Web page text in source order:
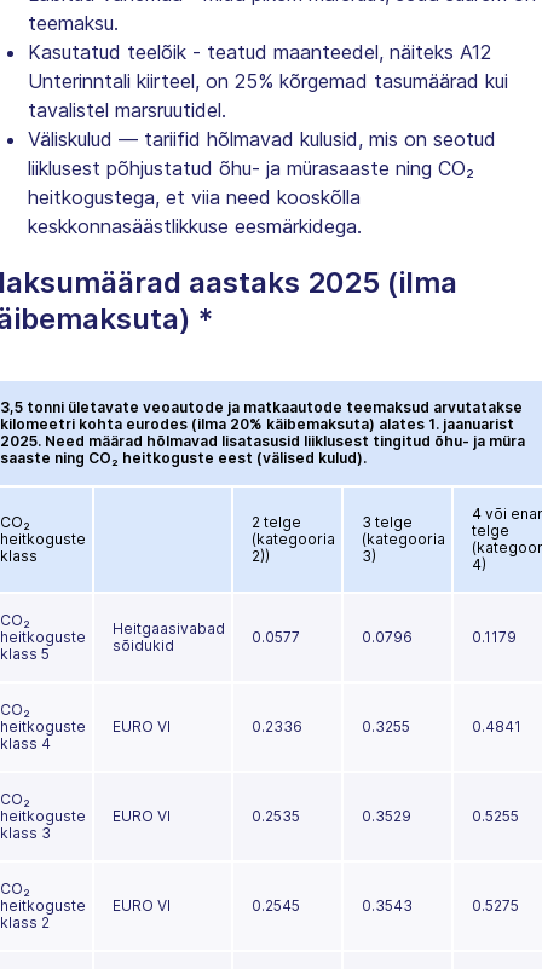
teemaksu.
Kasutatud teelõik - teatud maanteedel, näiteks A12
Unterinntali kiirteel, on 25% kõrgemad tasumäärad kui
tavalistel marsruutidel.
Väliskulud — tariifid hõlmavad kulusid, mis on seotud
liiklusest põhjustatud õhu- ja mürasaaste ning CO₂
heitkogustega, et viia need kooskõlla
keskkonnasäästlikkuse eesmärkidega.
aastaks 2025 (ilma
*
3,5 tonni ületavate veoautode ja matkaautode teemaksud arvutatakse
kilomeetri kohta eurodes (ilma 20% käibemaksuta) alates 1. jaanuarist
2025. Need määrad hõlmavad lisatasusid liiklusest tingitud õhu- ja müra
saaste ning CO₂ heitkoguste eest (välised kulud).
CO₂
heitkoguste
klass
2 telge
(kategooria
2))
3 telge
(kategooria
3)
4 või
telge
4)
CO₂
heitkoguste
klass 5
Heitgaasivabad
sõidukid
0.0577 0.0796 0.1179
CO₂
heitkoguste
klass 4
EURO VI 0.2336 0.3255 0.4841
CO₂
heitkoguste
klass 3
EURO VI 0.2535 0.3529 0.5255
CO₂
heitkoguste
klass 2
EURO VI 0.2545 0.3543 0.5275